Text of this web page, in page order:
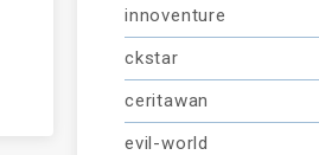
innoventure
ckstar
ceritawan
evil-world